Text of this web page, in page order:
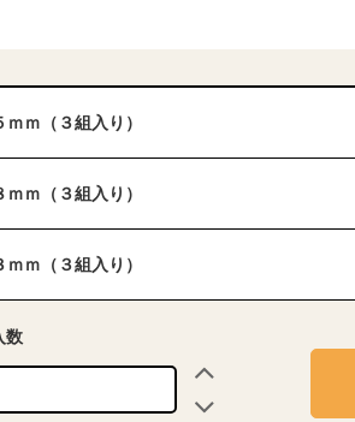
ｍｍ（３組入り）
ｍｍ（３組入り）
ｍｍ（３組入り）
数